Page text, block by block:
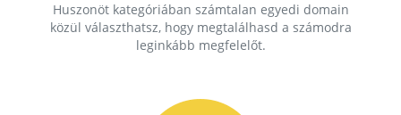
Huszonöt kategóriában számtalan egyedi domain
közül választhatsz, hogy megtalálhasd a számodra
leginkább megfelelőt.